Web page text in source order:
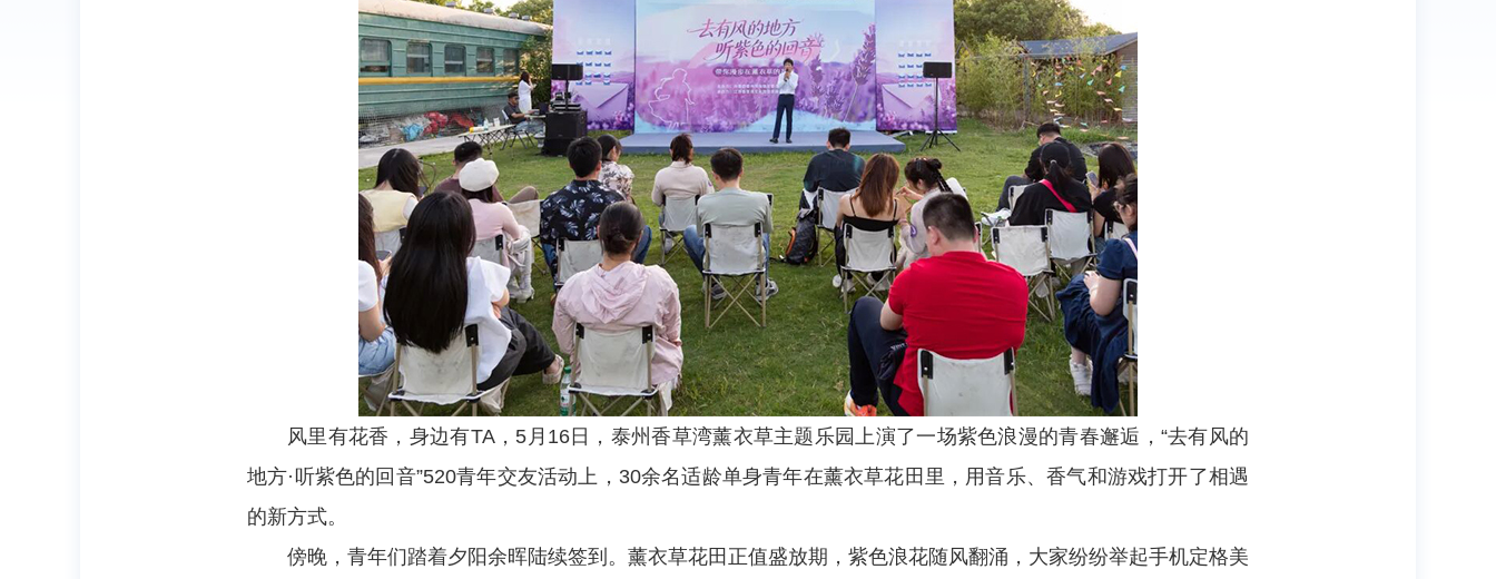
风里有花香，身边有TA，5月16日，泰州香草湾薰衣草主题乐园上演了一场紫色浪漫的青春邂逅，“去有风的
地方·听紫色的回音”520青年交友活动上，30余名适龄单身青年在薰衣草花田里，用音乐、香气和游戏打开了相遇
的新方式。
傍晚，青年们踏着夕阳余晖陆续签到。薰衣草花田正值盛放期，紫色浪花随风翻涌，大家纷纷举起手机定格美